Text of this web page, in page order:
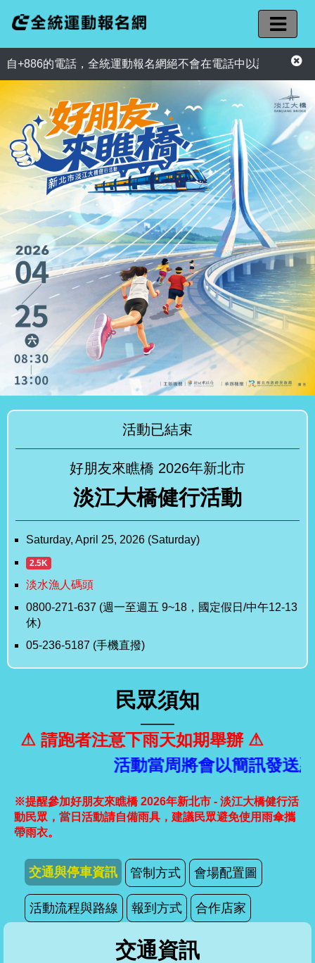
的電話，全統運動報名網絕不會在電話中以訂單異常為由，
民眾須知
⚠ 請跑者注意下雨天如期舉辦 ⚠
活動當周將會以簡訊發送憑
※提醒參加好朋友來瞧橋 2026年新北市 - 淡江大橋健行活
動民眾，當日活動請自備雨具，建議民眾避免使用雨傘攜
帶雨衣。
交通與停車資訊 管制方式 會場配置圖
活動流程與路線 報到方式 合作店家
交通資訊
活動已結束
好朋友來瞧橋 2026年新北市
淡江大橋健行活動
Saturday, April 25, 2026 (Saturday)
2.5K
淡水漁人碼頭
0800-271-637 (週一至週五 9~18，國定假日/中午12-13
休)
05-236-5187 (手機直撥)